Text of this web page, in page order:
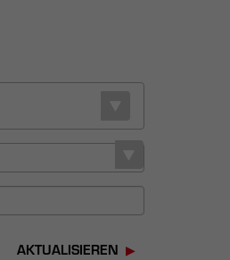
AKTUALISIEREN